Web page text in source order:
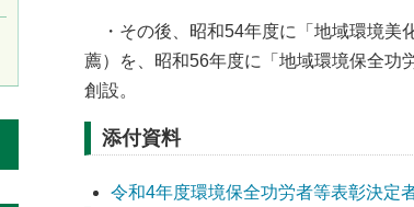
・その後、昭和54年度に「地域環境美
薦）を、昭和56年度に「地域環境保全功
創設。
添付資料
令和4年度環境保全功労者等表彰決定